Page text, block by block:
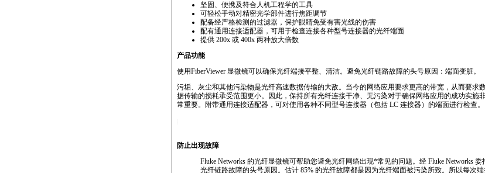
坚固、便携及符合人机工程学的工具
可轻松手动对精密光学部件进行焦距调节
配备经严格检测的过滤器，保护眼睛免受有害光线的伤害
配有通用连接适配器，可用于检查连接各种型号连接器的光纤端面
提供 200x 或 400x 两种放大倍数
产品功能
使用FiberViewer 显微镜可以确保光纤端接平整、清洁。避免光纤链路故障的头号原因：端面变脏。
污垢、灰尘和其他污染物是光纤高速数据传输的大敌。当今的网络应用要求更高的带宽，从而要求
据传输的损耗承受范围更小。因此，保持所有光纤连接干净、无污染对于确保网络应用的成功实施
常重要。附带通用连接适配器，可对使用各种不同型号连接器（包括 LC 连接器）的端面进行检查。
防止出现故障
Fluke Networks 的光纤显微镜可帮助您避免光纤网络出现*常见的问题。经 Fluke Networks 委
光纤链路故障的头号原因。估计 85% 的光纤故障都是因为光纤端面被污染所致。所以每次